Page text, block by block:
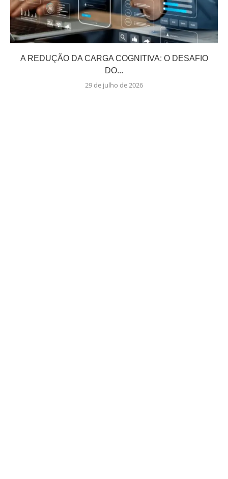
A REDUÇÃO DA CARGA COGNITIVA: O DESAFIO
DO...
29 de julho de 2026